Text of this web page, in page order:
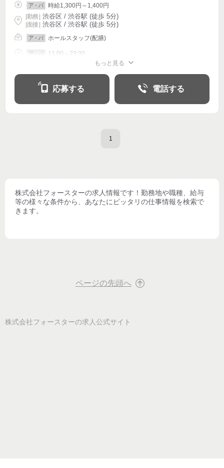
ア・パ
時給1,300円～1,400円
|勤務 渋谷区 / 渋谷駅 (徒歩 5分)
| 面接 | 渋谷区 / 渋谷駅 (徒歩 5分)
ア・パ ホールスタッフ(配膳)
ア・パ 11:00～23:30
もっと見る
応募する 電話する
1
株式会社フォースターの求人情報です！勤務地や職種、給与
等の様々な条件から、あなたにピッタリの仕事情報を検索で
きます。
ページの先頭へ
株式会社フォースターの求人公式サイト